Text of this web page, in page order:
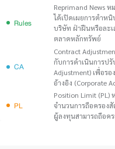
Rules
Reprimand News
ได้เปิดเผยการตำห
บริษัท ฝ่าฝืนหรือละ
ตลาดหลักทรัพย์
CA
Contract
กับการดำเนินการป
Adjustment) เพื่อร
อ้างอิง (Corporate
PL
Position Limit (PL)
จำนวนการถือครอง
ผู้ลงทุนสามารถถือค